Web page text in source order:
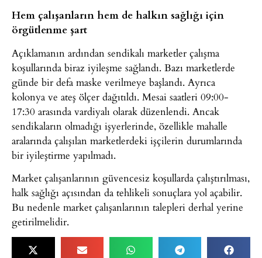
Hem çalışanların hem de halkın sağlığı için
örgütlenme şart
Açıklamanın ardından sendikalı marketler çalışma
koşullarında biraz iyileşme sağlandı. Bazı marketlerde
günde bir defa maske verilmeye başlandı. Ayrıca
kolonya ve ateş ölçer dağıtıldı. Mesai saatleri 09:00-
17:30 arasında vardiyalı olarak düzenlendi. Ancak
sendikaların olmadığı işyerlerinde, özellikle mahalle
aralarında çalışılan marketlerdeki işçilerin durumlarında
bir iyileştirme yapılmadı.
Market çalışanlarının güvencesiz koşullarda çalıştırılması,
halk sağlığı açısından da tehlikeli sonuçlara yol açabilir.
Bu nedenle market çalışanlarının talepleri derhal yerine
getirilmelidir.